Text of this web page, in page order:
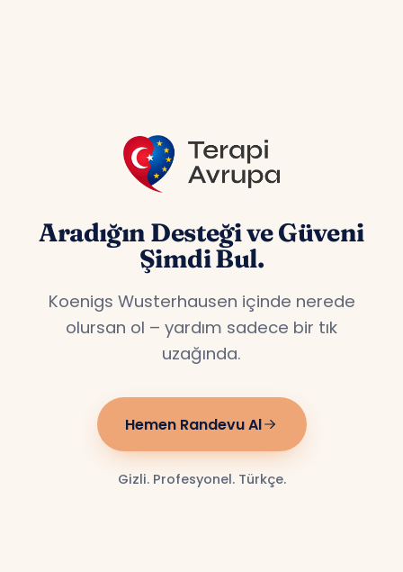
Aradığın Desteği ve Güveni
Şimdi Bul.
Koenigs Wusterhausen içinde nerede
olursan ol – yardım sadece bir tık
uzağında.
Hemen Randevu Al
Gizli. Profesyonel. Türkçe.